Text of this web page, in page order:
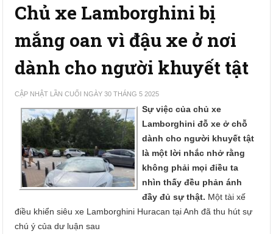
Chủ xe Lamborghini bị
mắng oan vì đậu xe ở nơi
dành cho người khuyết tật
CẬP NHẬT LẦN CUỐI NGÀY 30 THÁNG 5 2025
Sự việc của chủ xe
Lamborghini đỗ xe ở chỗ
dành cho người khuyết tật
là một lời nhắc nhở rằng
không phải mọi điều ta
nhìn thấy đều phản ánh
đầy đủ sự thật. Một tài xế
điều khiển siêu xe Lamborghini Huracan tại Anh đã thu hút sự
chú ý của dư luận sau